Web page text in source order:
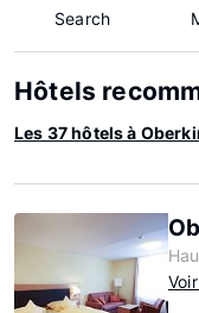
Search
Hôtels
Les 37 hôtels à